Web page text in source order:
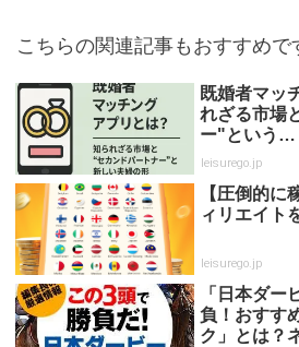
こちらの関連記事もおすすめで
既婚者マッ
れざる市場
ー"という…
leisurego.jp
【圧倒的に
ィリエイト
leisurego.jp
「日本ダー
負！おすす
ク」とは？